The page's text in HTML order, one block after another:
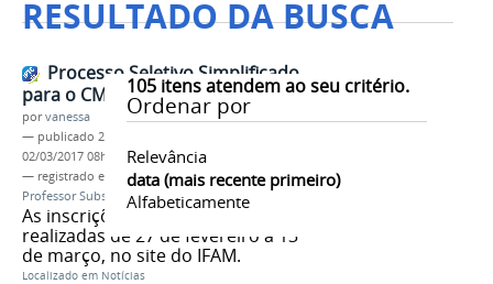
RESULTADO DA BUSCA
105itens atendem ao seu critério.
Ordenar por
Relevância
data (mais recente primeiro)
Alfabeticamente
Processo Seletivo Simplificado
para o CMZL
porvanessa
— publicado 22/02/2017
02/03/2017 08h01
— registrado em:
Processo Seletivo Simplificado,
Professor Substituto ,Medicina Veterinária CMZL
As inscrições poderão ser
realizadas de 27 de fevereiro a 13
de março, no site do IFAM.
Localizado em Notícias